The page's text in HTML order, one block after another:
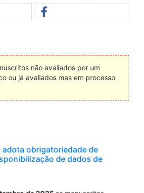
não avaliados por um
ou já avaliados mas em processo
adota obrigatoriedade de
de dados de